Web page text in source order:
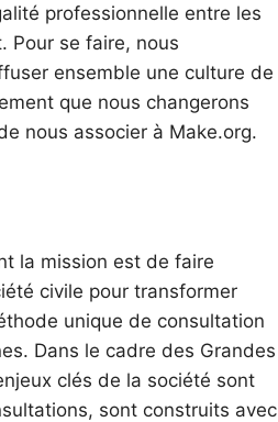
professionnelle entre les
Pour se faire, nous
ensemble une culture de
que nous changerons
nous associer à Make.org.
la mission est de faire
civile pour transformer
unique de consultation
Dans le cadre des Grandes
clés de la société sont
sont construits avec